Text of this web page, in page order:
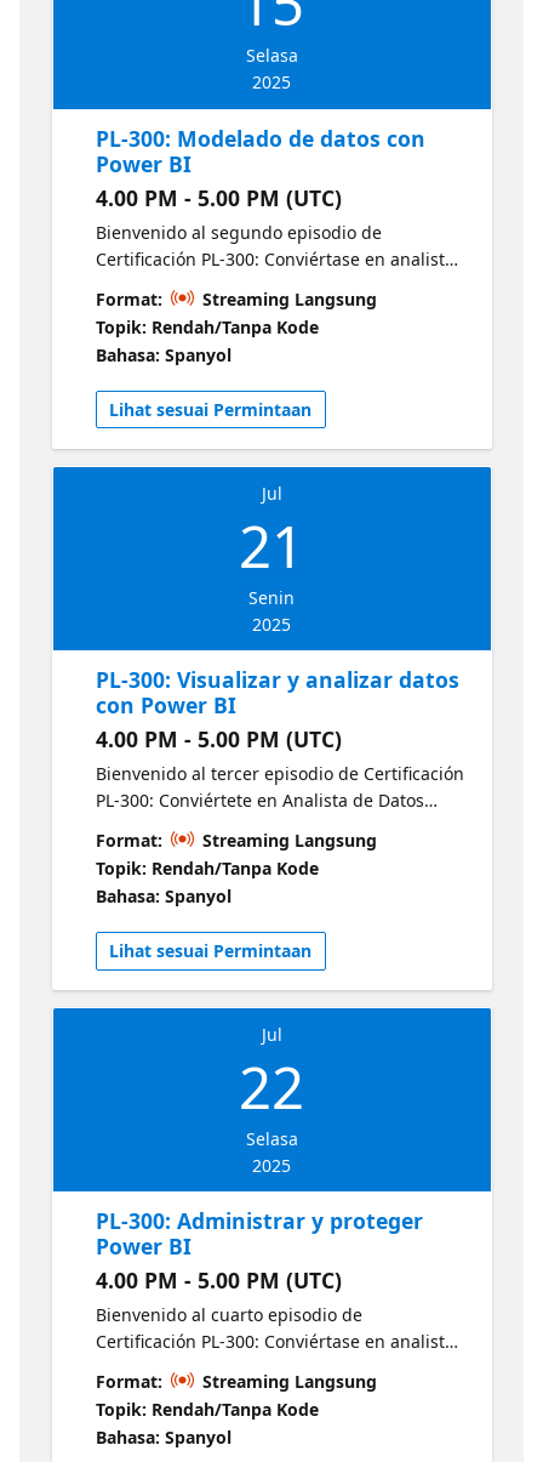
Selasa
2025
PL-300: Modelado de datos con
Power BI
4.00 PM - 5.00 PM (UTC)
Bienvenido al segundo episodio de
Certificación PL-300: Conviértase en analista
de datos certificado en Power BI. Este
episodio se centra en el modelado de datos
con Power BI. El episodio abarca desde el
diseño e implementación de un modelo de
datos hasta la creación de cálculos con DAX
y, finalmente, la optimización del
rendimiento del modelo.
Format:
Streaming Langsung
Topik: Rendah/Tanpa Kode
Bahasa: Spanyol
Lihat sesuai Permintaan
Jul
21
Senin
2025
PL-300: Visualizar y analizar datos
con Power BI
4.00 PM - 5.00 PM (UTC)
Bienvenido al tercer episodio de Certificación
PL-300: Conviértete en Analista de Datos
Certificado en Power BI. Este episodio se
centra en la visualización y el análisis de
datos con Power BI. Abarca la creación de
informes, su usabilidad y la optimización
para la narración, así como la identificación
de patrones y tendencias.
Format:
Streaming Langsung
Topik: Rendah/Tanpa Kode
Bahasa: Spanyol
Lihat sesuai Permintaan
Jul
22
Selasa
2025
PL-300: Administrar y proteger
Power BI
4.00 PM - 5.00 PM (UTC)
Bienvenido al cuarto episodio de
Certificación PL-300: Conviértase en analista
de datos certificado de Power BI. Este
episodio se centra en la gestión y protección
de sus datos con Power BI. Profundiza en la
creación y gestión de espacios de trabajo y
Format:
Streaming Langsung
Topik: Rendah/Tanpa Kode
Bahasa: Spanyol